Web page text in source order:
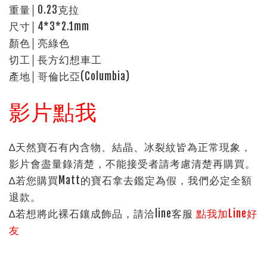
重量│0.23克拉
尺寸│4*3*2.1mm
顏色│亮綠色
切工│長方幻想車工
產地│哥倫比亞(Columbia)
影片點我
∆天然寶石有內含物、結晶、冰裂紋皆為正常現象，
影片會盡量錄清楚，不能接受者請考慮清楚再購買。
∆若您購買Matt的寶石拿去鑑定為假，我們必定全額
退款。
∆若想將此裸石鑲成飾品，請洽line客服 點我加Line好
友